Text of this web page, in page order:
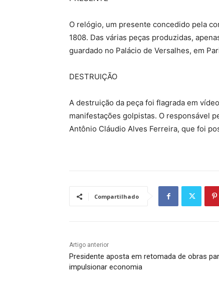
O relógio, um presente concedido pela
1808. Das várias peças produzidas,
guardado no Palácio de Versalhes, em
DESTRUIÇÃO
A destruição da peça foi flagrada em
manifestações golpistas. O responsável
Antônio Cláudio Alves Ferreira, que foi
Compartilhado
Artigo anterior
Presidente aposta em retomada de obras
impulsionar economia